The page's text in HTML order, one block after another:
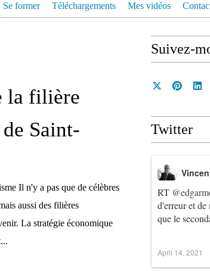
Se former Téléchargements Mes vidéos
la filière
Saint-
Il n'y a pas que de célèbres
aussi des filières
La stratégie économique
Suivez-
Twitter
RT
d'erreur et
que le
April 14, 2021